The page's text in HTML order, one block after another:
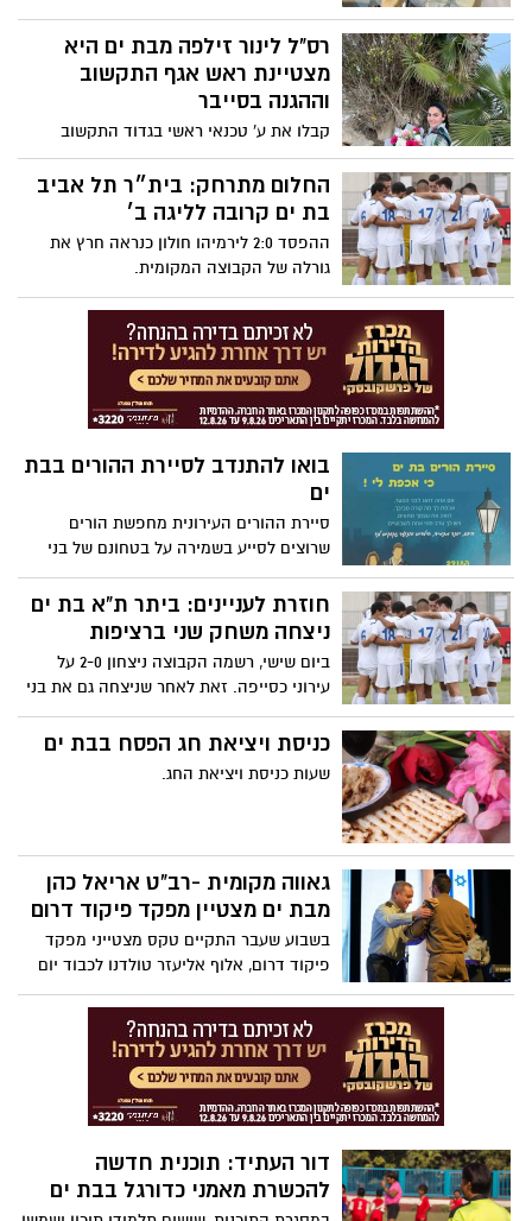
נציגה מקומית של בת ים - ירין עזרן. ירין היא
בוגרת התנועה העירונית קצ״ב, יצאה לשנת
שירות עם נערים בסיכון ובהמשך התגייסה
להיות לוחמת בגדוד קרקל. כיום ירין היא
רס״רית בגדוד הפיקוד של בית הספר להגנת
הגבולות. יישר כח!
רס"ל לינור זילפה מבת ים היא
מצטיינת ראש אגף התקשוב
וההגנה בסייבר
קבלו את ע' טכנאי ראשי בגדוד התקשוב
"הבשור" של אוגדת עזה, רס"ל לינור זילפה
מבת ים, מצטיינת ראש אגף התקשוב וההגנה
בסייבר ליום העצמאות ה – 75!
החלום מתרחק: בית״ר תל אביב
בת ים קרובה לליגה ב׳
ההפסד 2:0 לירמיהו חולון כנראה חרץ את
גורלה של הקבוצה המקומית.
בואו להתנדב לסיירת ההורים בבת
ים
סיירת ההורים העירונית מחפשת הורים
שרוצים לסייע בשמירה על בטחונם של בני
הנוער בעיר. כל הורה שרואה עצמו מתאים
ובעל ערב פנוי אחת לשבועיים מוזמן
להצטרף. לפרטים: מוטי - 0584123453
חוזרת לעניינים: ביתר ת"א בת ים
ניצחה משחק שני ברציפות
ביום שישי, רשמה הקבוצה ניצחון 2-0 על
עירוני כסייפה. זאת לאחר שניצחה גם את בני
אילת.
כניסת ויציאת חג הפסח בבת ים
שעות כניסת ויציאת החג.
גאווה מקומית -רב"ט אריאל כהן
מבת ים מצטיין מפקד פיקוד דרום
בשבוע שעבר התקיים טקס מצטייני מפקד
פיקוד דרום, אלוף אליעזר טולדנו לכבוד יום
העצמאות ה-75. בין כלל המצטיינים נבחר
רב"ט אריאל כהן מבת ים שמשרת כחובש
בגדוד קרקל.
דור העתיד: תוכנית חדשה
להכשרת מאמני כדורגל בבת ים